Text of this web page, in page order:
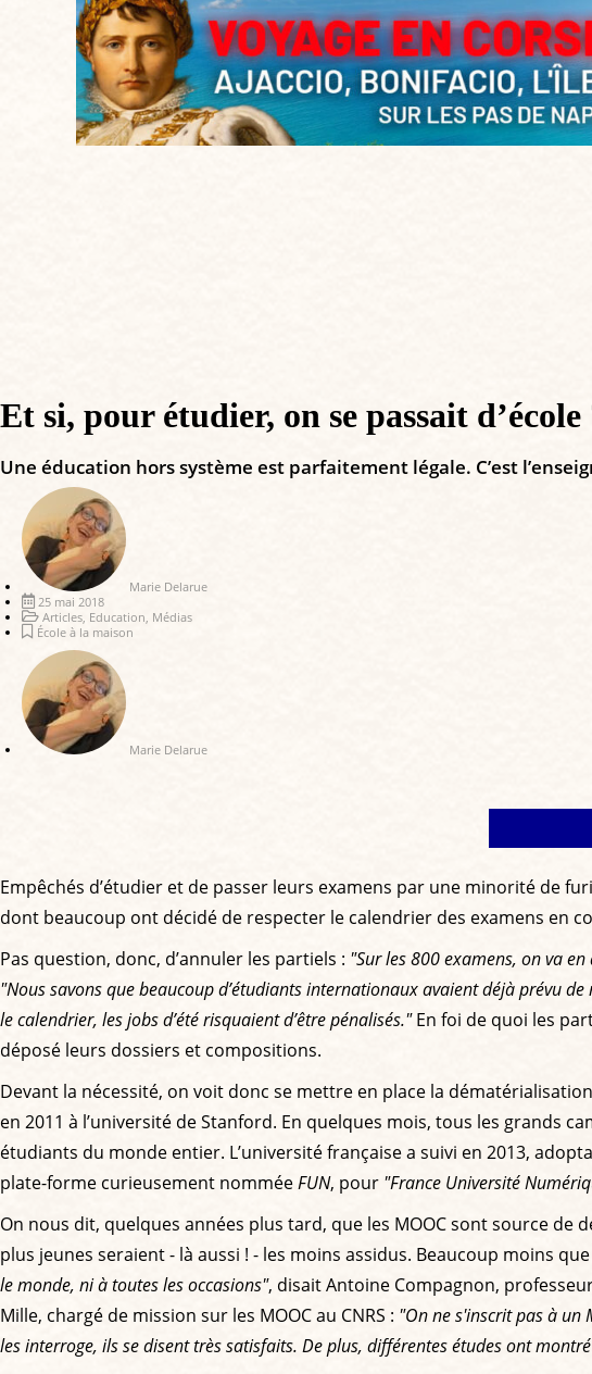
Et si, pour étudier, on se passait d’école
Une éducation hors système est parfaitement légale. C’est
Marie Delarue
25 mai 2018
Articles, Education, Médias
École à la maison
Marie Delarue
Empêchés d’étudier et de passer leurs examens par une minorité de
dont beaucoup ont décidé de respecter le calendrier des examens en
Pas question, donc, d’annuler les partiels : "Sur les 800 examens, on va
"Nous savons que beaucoup d’étudiants internationaux avaient déjà prévu
le calendrier, les jobs d’été risquaient d’être pénalisés."En foi de quoi les
déposé leurs dossiers et compositions.
Devant la nécessité, on voit donc se mettre en place la
en 2011 à l’université de Stanford. En quelques mois, tous les grands
étudiants du monde entier. L’université française a suivi en 2013,
plate-forme curieusement nomméeFUN, pour "France Université
On nous dit, quelques années plus tard, que les MOOC sont source de
plus jeunes seraient - là aussi ! - les moins assidus. Beaucoup moins
le monde, ni à toutes les occasions", disait Antoine Compagnon,
Mille, chargé de mission sur les MOOC au CNRS : "On ne s'inscrit pas à un
les interroge, ils se disent très satisfaits. De plus, différentes études ont